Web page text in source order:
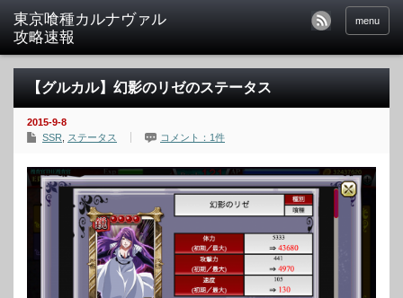
東京喰種カルナヴァル
攻略速報
menu
【グルカル】幻影のリゼのステータス
2015-9-8
SSR
ステータス コメント：1件